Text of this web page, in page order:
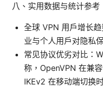
八、实用数据与统计参考
全球 VPN 用户增长
业与个人用户对隐私
常见协议优劣对比：
称，OpenVPN 在兼
IKEv2 在移动端切换